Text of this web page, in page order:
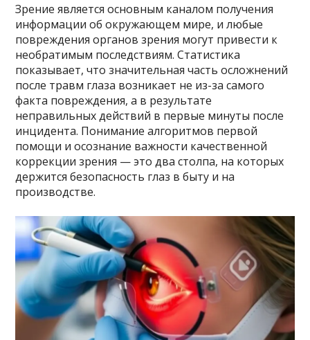
Зрение является основным каналом получения
информации об окружающем мире, и любые
повреждения органов зрения могут привести к
необратимым последствиям. Статистика
показывает, что значительная часть осложнений
после травм глаза возникает не из-за самого
факта повреждения, а в результате
неправильных действий в первые минуты после
инцидента. Понимание алгоритмов первой
помощи и осознание важности качественной
коррекции зрения — это два столпа, на которых
держится безопасность глаз в быту и на
производстве.